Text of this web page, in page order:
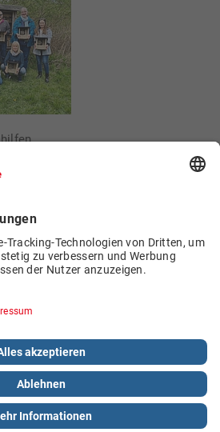
Datentechnik GmbH.